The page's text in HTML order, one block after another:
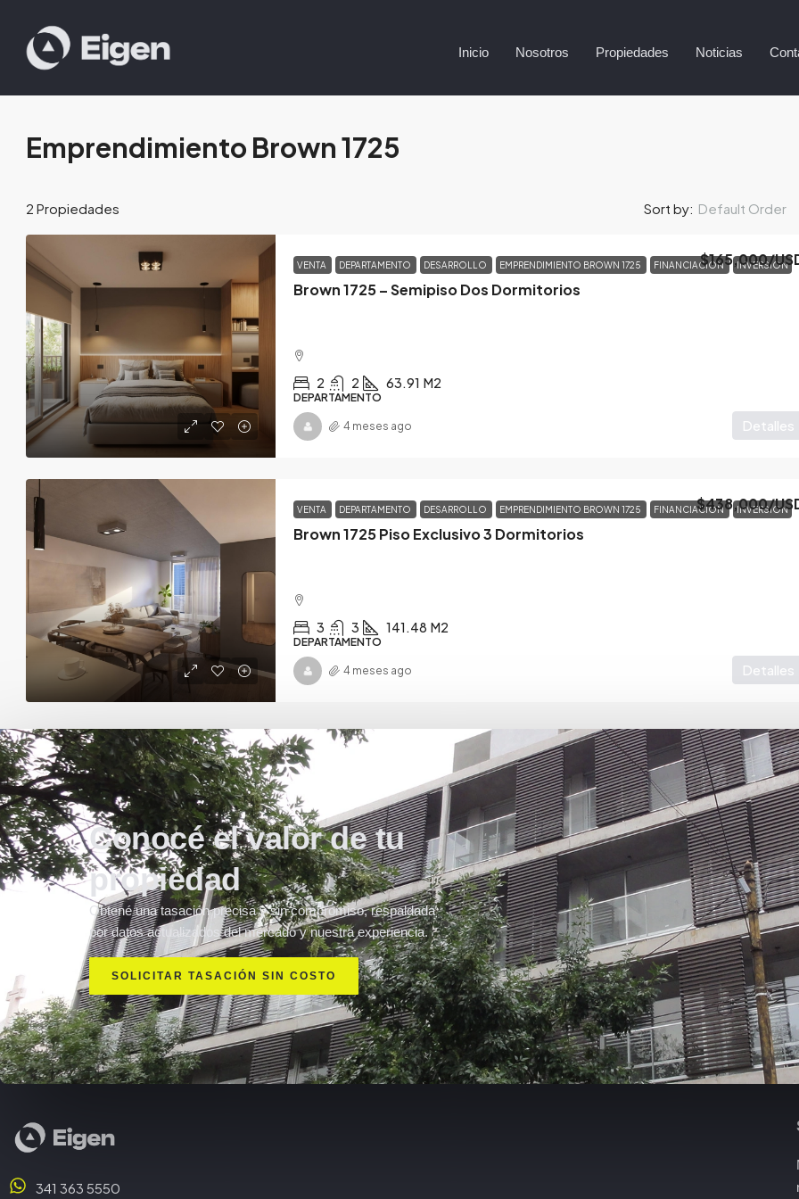
Inicio Nosotros Propiedades Noticias
Emprendimiento Brown 1725
2 Propiedades Sort by: Default Order
VENTA DEPARTAMENTO DESARROLLO EMPRENDIMIENTO BROWN 1725 FINANCIACION INVERSION
Brown 1725 – Semipiso Dos Dormitorios
$165,000/
2 2 63.91 M2
DEPARTAMENTO
Detalles
4 meses ago
VENTA DEPARTAMENTO DESARROLLO EMPRENDIMIENTO BROWN 1725 FINANCIACION INVERSION
Brown 1725 Piso Exclusivo 3 Dormitorios
$438,000/
3 3 141.48 M2
DEPARTAMENTO
Detalles
4 meses ago
Conocé el valor de tu
propiedad
Obtené una tasación precisa y sin compromiso, respaldada
por datos actualizados del mercado y nuestra experiencia.
SOLICITAR TASACIÓN SIN COSTO
341 363 5550